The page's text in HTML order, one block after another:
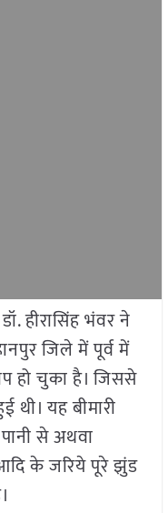
हीरासिंह भंवर ने
जिले में पूर्व में
हो चुका है। जिससे
थी। यह बीमारी
से अथवा
के जरिये पूरे झुंड